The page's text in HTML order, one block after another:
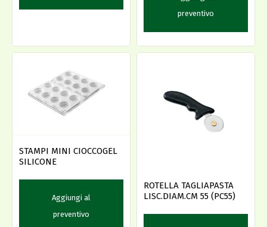
preventivo
STAMPI MINI CIOCCOGEL
SILICONE
Aggiungi al
preventivo
ROTELLA TAGLIAPASTA
LISC.DIAM.CM 55 (PC55)